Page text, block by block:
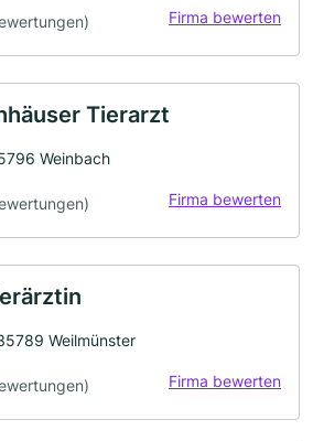
Firma bewerten
Tierarzt
Weinbach
Firma bewerten
Weilmünster
Firma bewerten